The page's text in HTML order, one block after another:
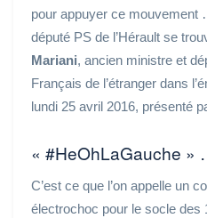
pour appuyer ce mouvement
député PS de l’Hérault se
Mariani, ancien ministre et
Français de l’étranger dans
lundi 25 avril 2016, présenté
« #HeOhLaGauche »
C’est ce que l’on appelle un
électrochoc pour le socle des